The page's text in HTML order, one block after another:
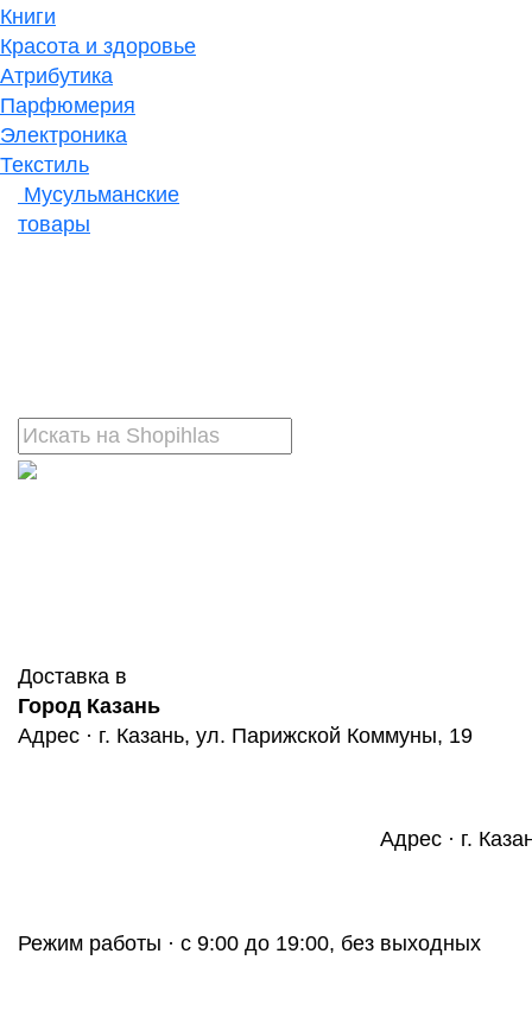
Книги
Красота и здоровье
Атрибутика
Парфюмерия
Электроника
Текстиль
Мусульманские
товары
Доставка в
Город Казань
Адрес · г. Казань, ул. Парижской Коммуны, 19
Адрес · г.
Режим работы · с 9:00 до 19:00, без выходных